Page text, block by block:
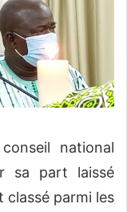
national
sa part laissé
classé parmi les